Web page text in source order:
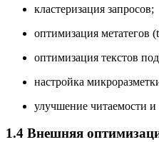
кластеризация запросов;
оптимизация метатегов
оптимизация текстов
настройка
улучшение читаемости и
1.4 Внешняя